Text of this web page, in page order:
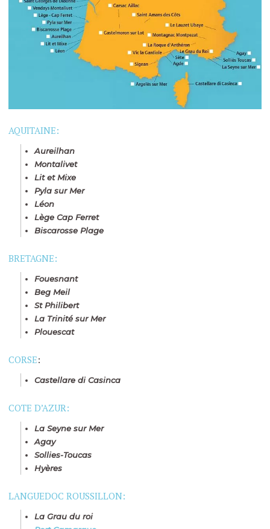
AQUITAINE:
Aureilhan
Montalivet
Lit et Mixe
Pyla sur Mer
Léon
Lège Cap Ferret
Biscarosse Plage
BRETAGNE:
Fouesnant
Beg Meil
St Philibert
La Trinité sur Mer
Plouescat
CORSE:
Castellare di Casinca
COTE D’AZUR:
La Seyne sur Mer
Agay
Sollies-Toucas
Hyères
LANGUEDOC ROUSSILLON:
La Grau du roi